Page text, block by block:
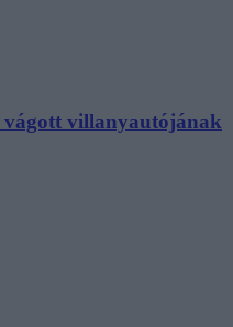
vágott villanyautójának